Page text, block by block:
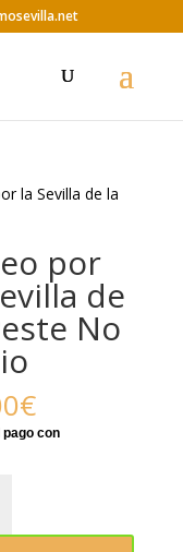
la Sevilla de la
por
de
No
€